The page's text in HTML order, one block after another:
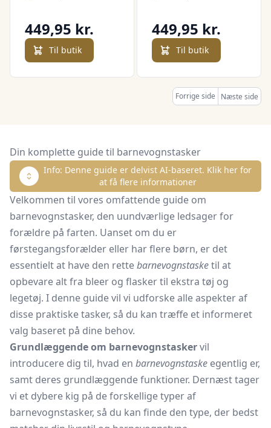
449,95 kr.
Til butik
449,95 kr.
Til butik
Forrige side Næste side
Din komplette guide til barnevognstasker
Info: Denne guide er delvist AI-baseret. Klik her for
at få flere informationer
Velkommen til vores omfattende guide om
barnevognstasker, den uundværlige ledsager for
forældre på farten. Uanset om du er
førstegangsforælder eller har flere børn, er det
essentielt at have den rettebarnevognstasketil at
opbevare alt fra bleer og flasker til ekstra tøj og
legetøj. I denne guide vil vi udforske alle aspekter af
disse praktiske tasker, så du kan træffe et informeret
valg baseret på dine behov.
Grundlæggende om barnevognstaskervil
introducere dig til, hvad en barnevognstaske egentlig er,
samt deres grundlæggende funktioner. Dernæst tager
vi et dybere kig på de forskellige typer af
barnevognstasker, så du kan finde den type, der bedst